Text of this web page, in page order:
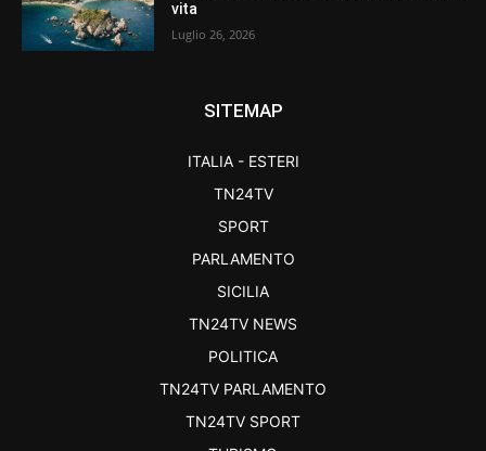
vita
Luglio 26, 2026
SITEMAP
ITALIA - ESTERI
TN24TV
SPORT
PARLAMENTO
SICILIA
TN24TV NEWS
POLITICA
TN24TV PARLAMENTO
TN24TV SPORT